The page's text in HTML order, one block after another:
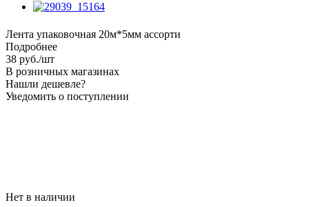
Лента упаковочная 20м*5мм ассорти
Подробнее
38 руб./шт
В розничных магазинах
Нашли дешевле?
Уведомить о поступлении
Нет в наличии